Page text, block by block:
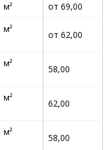
м²
от 69,00
м²
от 62,00
м²
58,00
м²
62,00
м²
58,00